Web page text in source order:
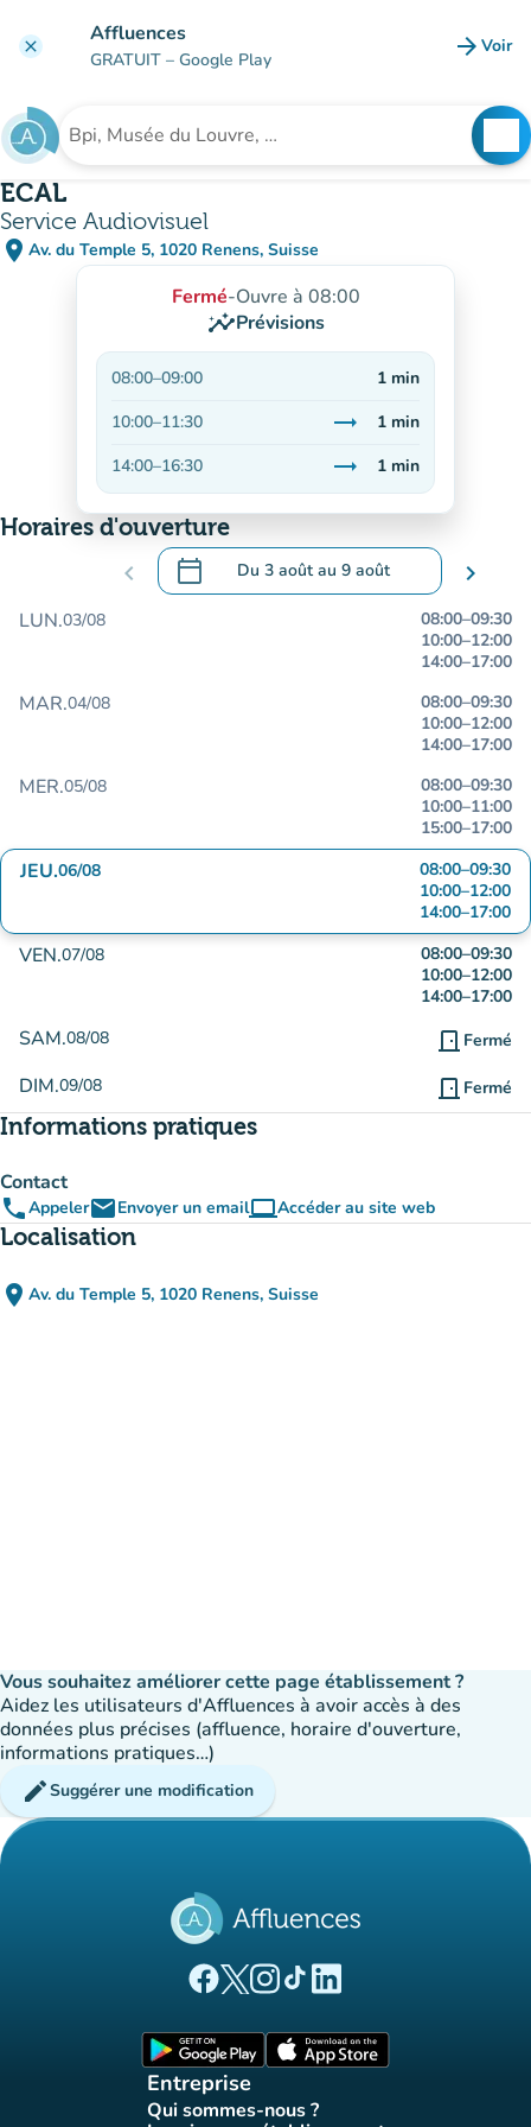
clear Affluences
GRATUIT – Google Play arrow_forward Voir
Rechercher un établissement
ECAL
Service Audiovisuel
place Av. du Temple 5, 1020 Renens, Suisse
(ouvrir dans Google Maps)
(nouvel onglet)
Fermé-Ouvre à 08:00
insightsPrévisions
08:00–09:00 1 min
10:00–11:30 trending_flat 1 min
14:00–16:30 trending_flat
Stable
1 min
Horaires d'ouverture
chevron_left calendar_today Du 3 aoûtau 9 août
.Ouvrir le calendrier pour changer de
chevron_right
LUN.03/08 08:00–09:30
10:00–12:00
14:00–17:00
MAR.04/08 08:00–09:30
10:00–12:00
14:00–17:00
MER.05/08 08:00–09:30
10:00–11:00
15:00–17:00
JEU.06/08 08:00–09:30
10:00–12:00
14:00–17:00
VEN.07/08 08:00–09:30
10:00–12:00
14:00–17:00
SAM.08/08 door_front Fermé
DIM.09/08 door_front Fermé
Informations pratiques
Contact
phoneAppeleremailEnvoyer un emailcomputerAccéder au site web
(nouvel onglet)
Localisation
place Av. du Temple 5, 1020 Renens, Suisse
(ouvrir dans Google Maps)
(nouvel onglet)
Vous souhaitez améliorer cette page établissement ?
Aidez les utilisateurs d'Affluences à avoir accès à des
données plus précises (affluence, horaire d'ouverture,
informations pratiques…)
editSuggérer une modification
(nouvel onglet)
(nouvel onglet)
(nouvel onglet)
(nouvel onglet)
(nouvel onglet)
Entreprise
Qui sommes-nous ?
(nouvel onglet)